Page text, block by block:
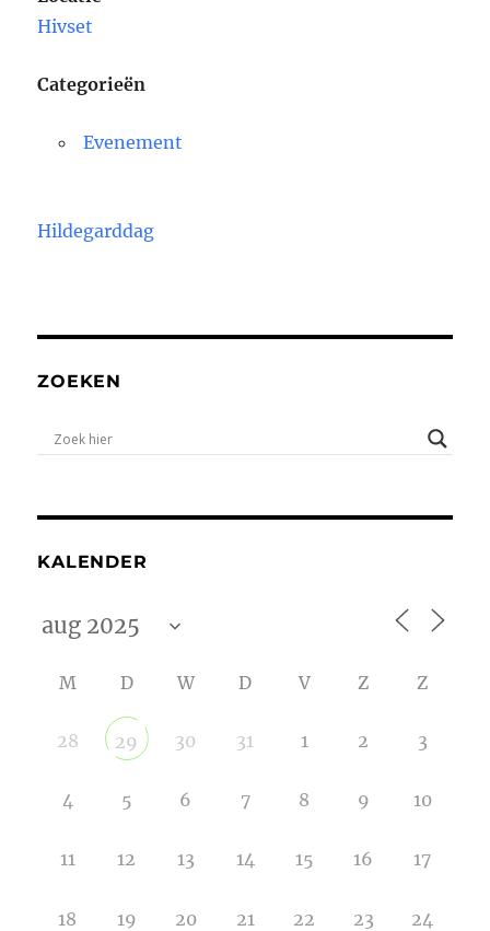
Hivset
Categorieën
Evenement
Hildegarddag
ZOEKEN
KALENDER
M D W D V Z Z
28 29 30 31 1 2 3
4 5 6 7 8 9 10
11 12 13 14 15 16 17
18 19 20 21 22 23 24